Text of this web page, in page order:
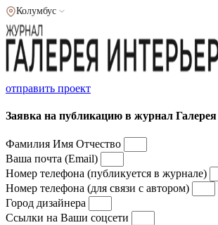
Колумбус
отправить проект
Заявка на публикацию в журнал
Фамилия Имя Отчество
Ваша почта (Email)
Номер телефона (публикуется в журнале)
Номер телефона (для связи с автором)
Город дизайнера
Ссылки на Ваши соцсети